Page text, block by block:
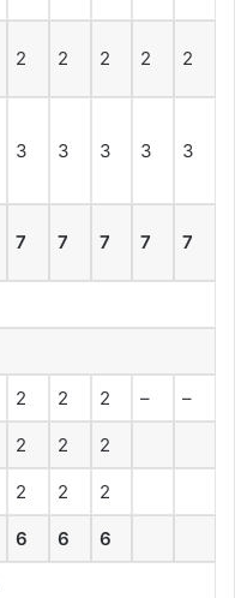
2 2 2 2 2
3 3 3 3 3
7 7 7 7 7
2 2 2 – –
2 2 2
2 2 2
6 6 6